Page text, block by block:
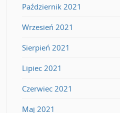
Październik 2021
Wrzesień 2021
Sierpień 2021
Lipiec 2021
Czerwiec 2021
Maj 2021